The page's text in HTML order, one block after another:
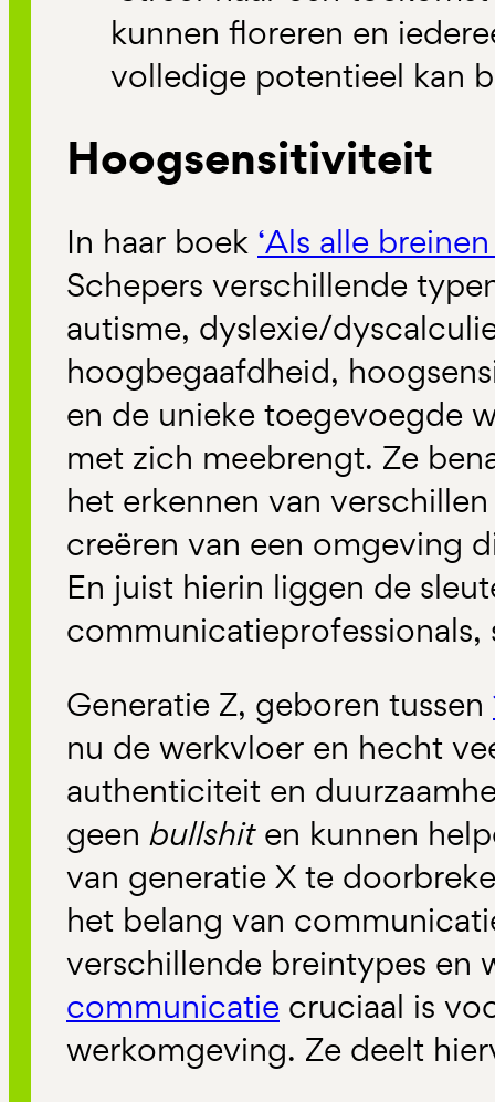
kunnen floreren en
volledige potentieel kan
Hoogsensitiviteit
In haar boek ‘Als alle
Schepers verschillende
autisme, dyslexie/
hoogbegaafdheid,
en de unieke toegevoegde
met zich meebrengt. Ze
het erkennen van
creëren van een omgeving
En juist hierin liggen de
communicatieprofessionals,
Generatie Z, geboren tussen
nu de werkvloer en hecht
authenticiteit en
geen bullshiten kunnen
van generatie X te
het belang van
verschillende breintypes en
communicatie cruciaal is
werkomgeving. Ze deelt